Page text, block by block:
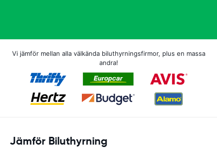
Vi jämför mellan alla välkända biluthyrningsfirmor, plus en massa
andra!
Jämför Biluthyrning